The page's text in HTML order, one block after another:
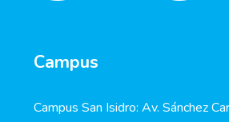
Campus
Campus San Isidro: Av. Sánchez